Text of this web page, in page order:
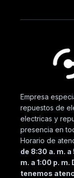
Empresa
repuestos de
electricas y
presencia en
Horario de
de 8:30 a. m.
m. a 1:00 p.
tenemos